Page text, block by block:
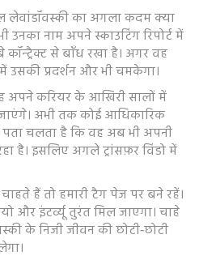
का अगला कदम क्या
उनका नाम अपने स्काउटिंग रिपोर्ट में
से बाँध रखा है। अगर वह
उसकी प्रदर्शन और भी चमकेगा।
अपने करियर के आखिरी सालों में
अभी तक कोई आधिकारिक
चलता है कि वह अब भी अपनी
है। इसलिए अगले ट्रांसफ़र विंडो में
हैं तो हमारी टैग पेज पर बने रहें।
और इंटर्व्यू तुरंत मिल जाएगा। चाहे
के निजी जीवन की छोटी‑छोटी